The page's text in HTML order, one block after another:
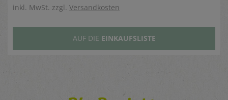
inkl. MwSt. zzgl. Versandkosten
AUF DIE EINKAUFSLISTE